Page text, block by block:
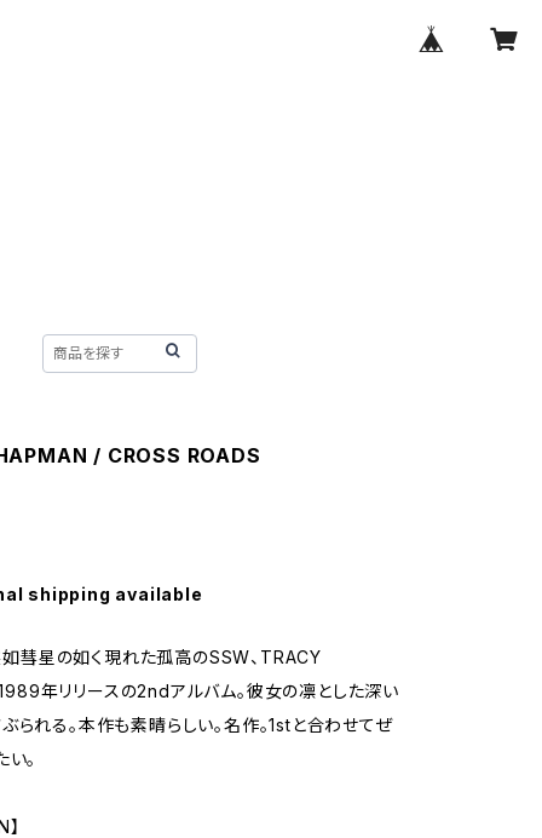
/ CROSS ROADS
shipping available
彗星の如く現れた孤高のSSW、TRACY
年リリースの2ndアルバム。彼女の凛とした深い
られる。本作も素晴らしい。名作。1stと合わせてぜ
。